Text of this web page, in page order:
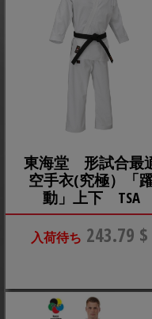
東海堂 形試合最
空手衣(究極）「
動」上下 TSA
入荷待ち 243.79 $